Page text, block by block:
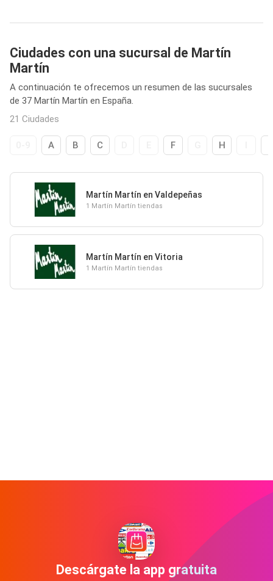
Ciudades con una sucursal de Martín
Martín
A continuación te ofrecemos un resumen de las sucursales
de 37 Martín Martín en España.
21 Ciudades
A B C F H
Martín Martín en Valdepeñas
1 Martín Martín tiendas
Martín Martín en Vitoria
1 Martín Martín tiendas
Descárgate la app gratuita